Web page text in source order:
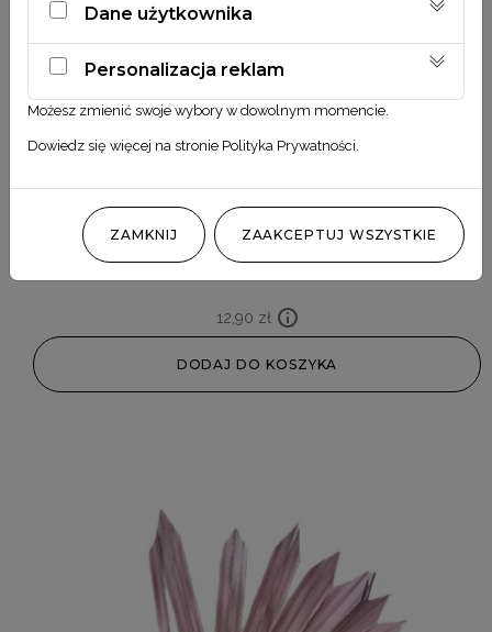
Strzałka lawendowo miętowa
12,90 zł
DODAJ DO KOSZYKA
Dane użytkownika
Personalizacja reklam
Możesz zmienić swoje wybory w dowolnym momencie.
Dowiedz się więcej na stronie Polityka Prywatności
ZAMKNIJ ZAAKCEPTUJ WSZYSTKIE